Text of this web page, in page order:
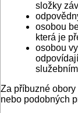
složky
osobou
která je
osobou
Za příbuzné
nebo podobných